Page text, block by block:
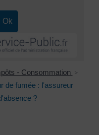
- Consommation >
de fumée : l'assureur
?